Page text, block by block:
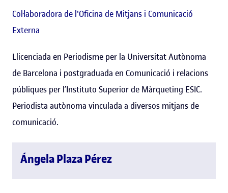
Col·laboradora de l'Oficina de Mitjans i Comunicació
Externa
Llicenciada en Periodisme per la Universitat Autònoma
de Barcelona i postgraduada en Comunicació i relacions
públiques per l’Instituto Superior de Màrqueting ESIC.
Periodista autònoma vinculada a diversos mitjans de
comunicació.
Ángela Plaza Pérez